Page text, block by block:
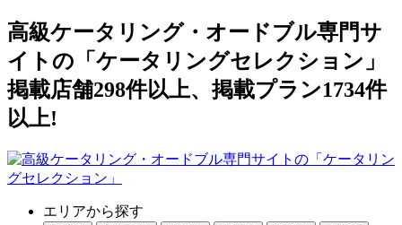
高級ケータリング・オードブル専門サ
イトの「ケータリングセレクション」
掲載店舗298件以上、掲載プラン1734件
以上!
エリアから探す